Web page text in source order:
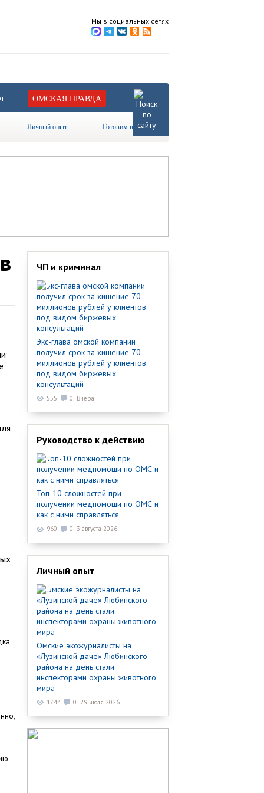
Мы в социальных сетях
ОМСКАЯ ПРАВДА
Личный опыт Готовим вместе
ЧП и криминал
Экс-глава омской компании
получил срок за хищение 70
миллионов рублей у клиентов
под видом биржевых
консультаций
555 0 Вчера
Руководство к действию
Топ-10 сложностей при
получении медпомощи по ОМС и
как с ними справляться
960 0 3 августа 2026
Личный опыт
Омские экожурналисты на
«Лузинской даче» Любинского
района на день стали
инспекторами охраны животного
мира
1744 0 29 июля 2026